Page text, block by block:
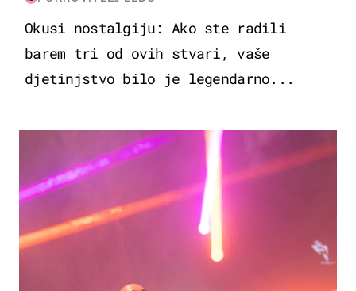
Okusi nostalgiju: Ako ste radili
barem tri od ovih stvari, vaše
djetinjstvo bilo je legendarno...
KULTURA & ZABAVA